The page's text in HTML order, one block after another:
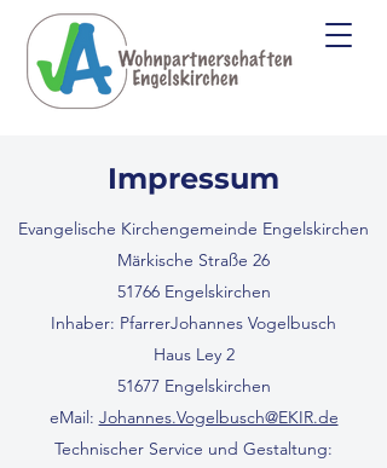
Impressum
Evangelische Kirchengemeinde Engelskirchen
Märkische Straße 26
51766 Engelskirchen
Inhaber: PfarrerJohannes Vogelbusch
Haus Ley 2
51677 Engelskirchen
eMail: Johannes.Vogelbusch@EKIR.de
Technischer Service und Gestaltung: